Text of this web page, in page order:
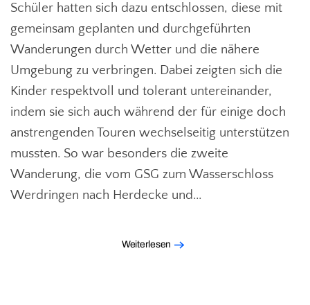
Schüler hatten sich dazu entschlossen, diese mit
gemeinsam geplanten und durchgeführten
Wanderungen durch Wetter und die nähere
Umgebung zu verbringen. Dabei zeigten sich die
Kinder respektvoll und tolerant untereinander,
indem sie sich auch während der für einige doch
anstrengenden Touren wechselseitig unterstützen
mussten. So war besonders die zweite
Wanderung, die vom GSG zum Wasserschloss
Werdringen nach Herdecke und...
Weiterlesen